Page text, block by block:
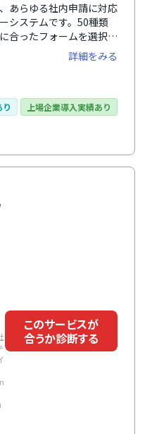
あらゆる社内申請に対応
システムです。50種類
合ったフォームを選択で
ットにも対応できます。
ているので、外出や出張
です。また、G Suiteや
することで、より業務を
詳細をみる
上場企業導入実績あり
このサービスが
合うか診断する